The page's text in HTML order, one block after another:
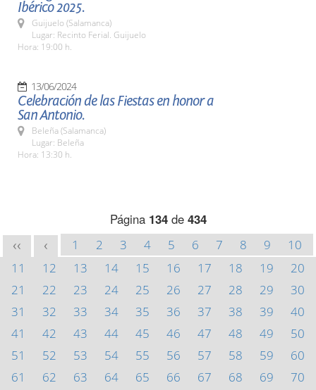
Ibérico 2025.
Guijuelo (Salamanca)
Lugar: Recinto Ferial. Guijuelo
Hora: 19:00 h.
13/06/2024
Celebración de las Fiestas en honor a
San Antonio.
Beleña (Salamanca)
Lugar: Beleña
Hora: 13:30 h.
Página 134de 434
<< < 1 2 3 4 5 6 7 8 9
10
11
12 13 14 15 16 17 18 19
20
21
22 23 24 25 26 27 28 29
30
31
32 33 34 35 36 37 38 39
40
41
42 43 44 45 46 47 48 49
50
51
52 53 54 55 56 57 58 59
60
61
62 63 64 65 66 67 68 69
70